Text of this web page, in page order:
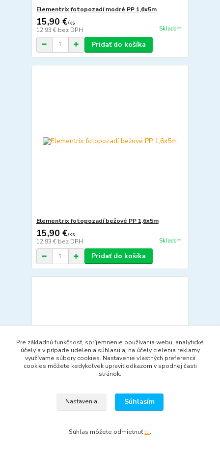
Elementrix fotopozadí modré PP 1,6x5m
15,90 €/ks
12,93 € bez DPH Skladom
Pridať do košíka
Elementrix fotopozadí bežové PP 1,6x5m
15,90 €/ks
12,93 € bez DPH Skladom
Pridať do košíka
Elementrix set fotopozadí zelené, černé, bílé 2x
Pre základnú funkčnosť, spríjemnenie používania webu, analytické
účely a v prípade udelenia súhlasu aj na účely cielenia reklamy
využívame súbory cookies. Nastavenie vlastných preferencií
cookies môžete kedykoľvek upraviť odkazom v spodnej časti
stránok.
Nastavenia Súhlasím
Súhlas môžete odmietnuťtu.